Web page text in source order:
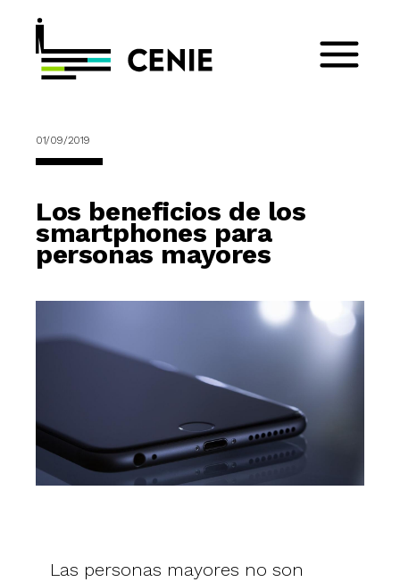
01/09/2019
Los beneficios de los
smartphones para
personas mayores
Las personas mayores no son